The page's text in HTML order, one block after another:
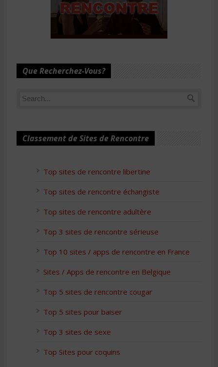
Que Recherchez-Vous?
Classement de Sites de Rencontre
Top sites de rencontre libertine
Top sites de rencontre échangiste
Top sites de rencontre adultère
Top 3 sites de rencontre sérieuse
Top 10 sites / apps de rencontre en France
Sites / Apps de rencontre en Belgique
Top 5 sites de rencontre cougar
Top 5 sites pour baiser
Top 3 sites de sexe
Top Sites pour coquins